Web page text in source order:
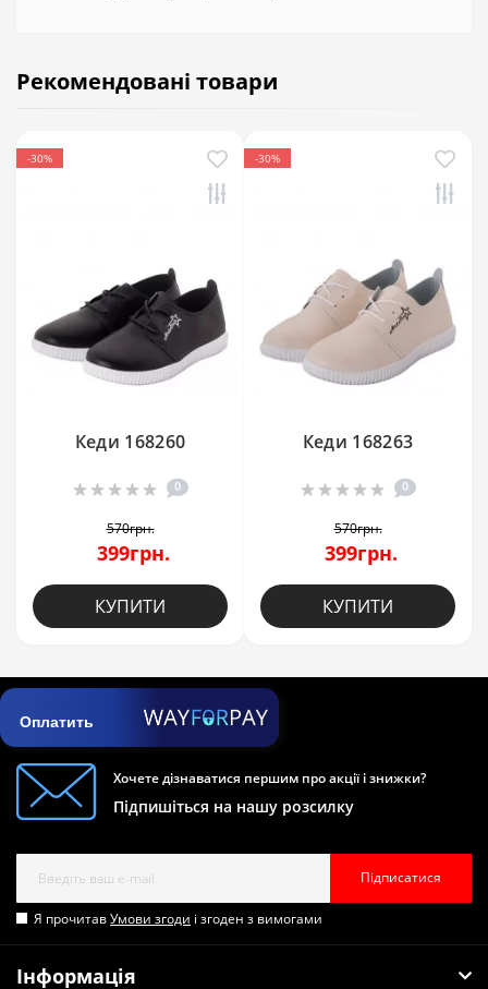
Рекомендовані товари
-30%
Кеди 168260
0
570грн.
399грн.
КУПИТИ
-30%
Кеди 168263
0
570грн.
399грн.
КУПИТИ
Оплатить
Хочете дізнаватися першим про акції і знижки?
Підпишіться на нашу розсилку
Підписатися
Я прочитавУмови згоди і згоден з вимогами
Інформація